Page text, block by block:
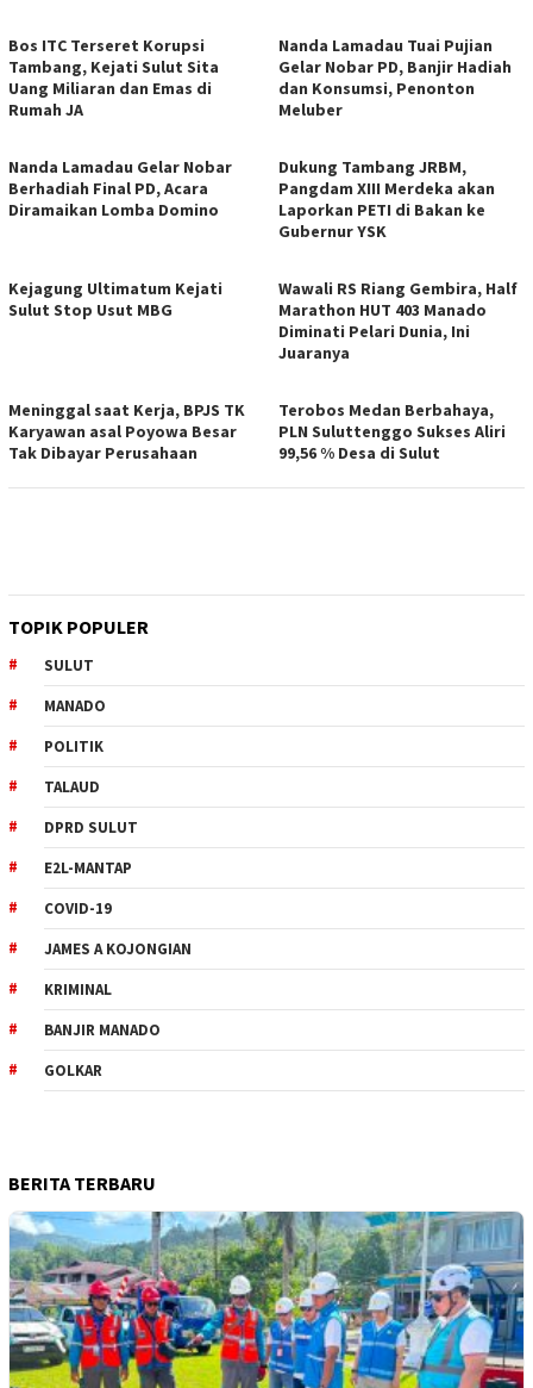
Bos ITC Terseret Korupsi
Tambang, Kejati Sulut Sita
Uang Miliaran dan Emas di
Rumah JA
Nanda Lamadau Tuai Pujian
Gelar Nobar PD, Banjir Hadiah
dan Konsumsi, Penonton
Meluber
Nanda Lamadau Gelar Nobar
Berhadiah Final PD, Acara
Diramaikan Lomba Domino
Dukung Tambang JRBM,
Pangdam XIII Merdeka akan
Laporkan PETI di Bakan ke
Gubernur YSK
Kejagung Ultimatum Kejati
Sulut Stop Usut MBG
Wawali RS Riang Gembira, Half
Marathon HUT 403 Manado
Diminati Pelari Dunia, Ini
Juaranya
Meninggal saat Kerja, BPJS TK
Karyawan asal Poyowa Besar
Tak Dibayar Perusahaan
Terobos Medan Berbahaya,
PLN Suluttenggo Sukses Aliri
99,56 % Desa di Sulut
TOPIK POPULER
SULUT
MANADO
POLITIK
TALAUD
DPRD SULUT
E2L-MANTAP
COVID-19
JAMES A KOJONGIAN
KRIMINAL
BANJIR MANADO
GOLKAR
BERITA TERBARU